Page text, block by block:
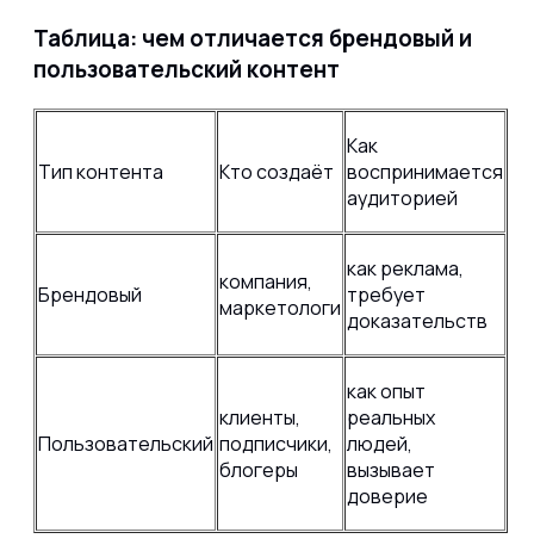
Таблица: чем отличается брендовый и
пользовательский контент
Тип контента Кто создаёт
Как
воспринимается
аудиторией
Брендовый
компания,
маркетологи
как реклама,
требует
доказательств
Пользовательский
клиенты,
подписчики,
блогеры
как опыт
реальных
людей,
вызывает
доверие